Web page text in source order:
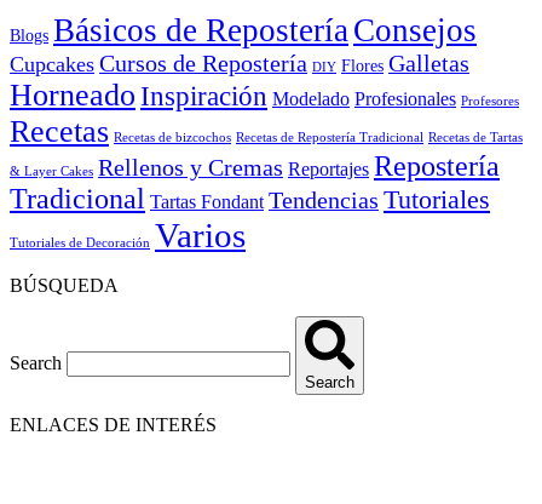
Blogs Básicos de Repostería Consejos
Cupcakes Cursos de Repostería DIY Flores Galletas
HorneadoInspiración Modelado Profesionales Profesores
Recetas Recetas de bizcochos Recetas de Repostería Tradicional Recetas de Tartas
& Layer Cakes Rellenos y Cremas Reportajes Repostería
Tradicional Tartas Fondant Tendencias Tutoriales
Tutoriales de Decoración Varios
BÚSQUEDA
Search
Search
ENLACES DE INTERÉS